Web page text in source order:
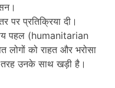
प्रतिक्रिया दी।
पहल (humanitarian
लोगों को राहत और भरोसा
तरह उनके साथ खड़ी है।